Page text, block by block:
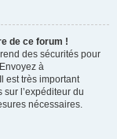
de ce forum !
des sécurités pour
à
est très important
l’expéditeur du
nécessaires.